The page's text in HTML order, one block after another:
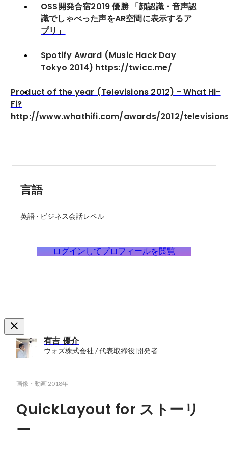
OSS開発合宿2019 優勝 「顔認識・音声認
識でしゃべった声をAR空間に表示するア
プリ」
Spotify Award (Music Hack Day
Tokyo 2014) https://twicc.me/
Product of the year (Televisions 2012) - What Hi-
Fi?
http://www.whathifi.com/awards/2012/
言語
英語 - ビジネス会話レベル
ログインしてプロフィールを閲覧
有吉 優介
ウォズ株式会社 / 代表取締役 開発者
画像・動画2018年
QuickLayout for ストーリ
ー